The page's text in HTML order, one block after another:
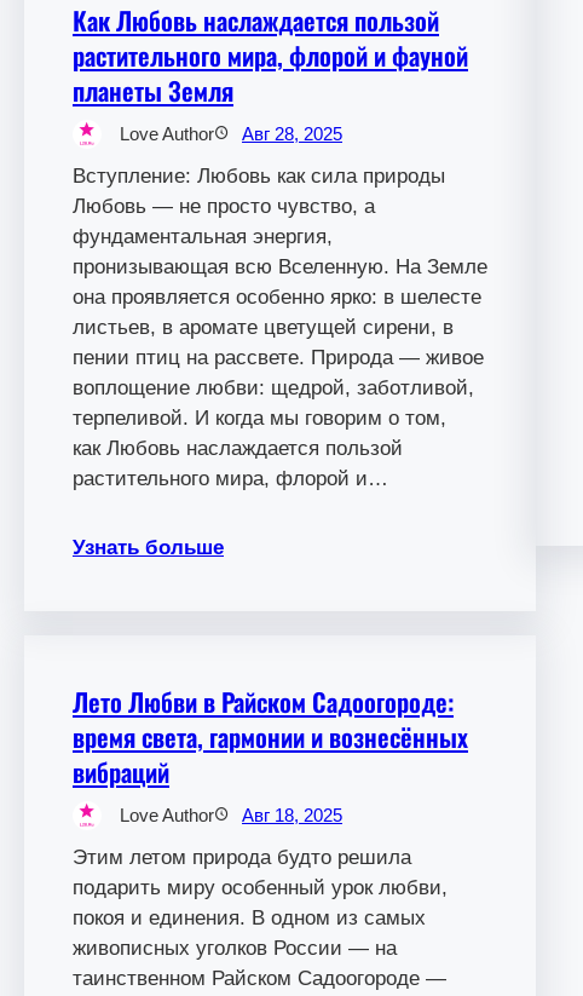
Как Любовь наслаждается пользой
растительного мира, флорой и фауной
планеты Земля
Love Author Авг 28, 2025
Вступление: Любовь как сила природы
Любовь — не просто чувство, а
фундаментальная энергия,
пронизывающая всю Вселенную. На Земле
она проявляется особенно ярко: в шелесте
листьев, в аромате цветущей сирени, в
пении птиц на рассвете. Природа — живое
воплощение любви: щедрой, заботливой,
терпеливой. И когда мы говорим о том,
как Любовь наслаждается пользой
растительного мира, флорой и…
Узнать больше
Лето Любви в Райском Садоогороде:
время света, гармонии и вознесённых
вибраций
Love Author Авг 18, 2025
Этим летом природа будто решила
подарить миру особенный урок любви,
покоя и единения. В одном из самых
живописных уголков России — на
таинственном Райском Садоогороде —